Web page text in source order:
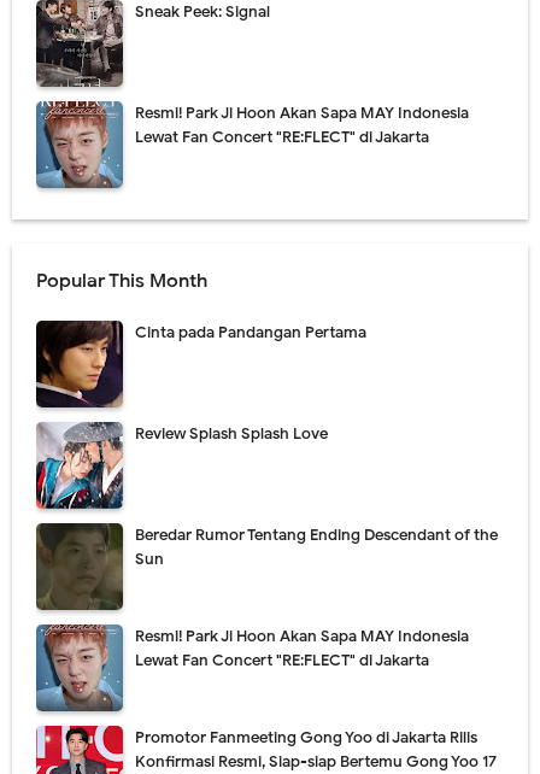
Sneak Peek: Signal
Resmi! Park Ji Hoon Akan Sapa MAY Indonesia
Lewat Fan Concert "RE:FLECT" di Jakarta
Popular This Month
Cinta pada Pandangan Pertama
Review Splash Splash Love
Beredar Rumor Tentang Ending Descendant of the
Sun
Resmi! Park Ji Hoon Akan Sapa MAY Indonesia
Lewat Fan Concert "RE:FLECT" di Jakarta
Promotor Fanmeeting Gong Yoo di Jakarta Rilis
Konfirmasi Resmi, Siap-siap Bertemu Gong Yoo 17